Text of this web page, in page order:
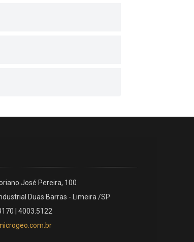
José Pereira, 100
Duas Barras - Limeira /SP
| 4003.5122